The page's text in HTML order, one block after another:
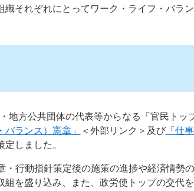
それぞれにとってワーク・ライフ・バラ
方公共団体の代表等からなる「官民トッ
ランス）憲章」 ＜外部リンク＞ 及び「仕
定しました。
行動指針策定後の施策の進捗や経済情勢
を盛り込み、また、政労使トップの交代